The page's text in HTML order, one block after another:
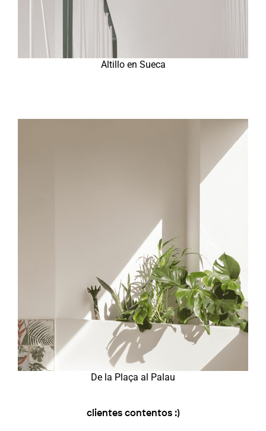
clientes contentos :)
Altillo en Sueca
De la Plaça al Palau